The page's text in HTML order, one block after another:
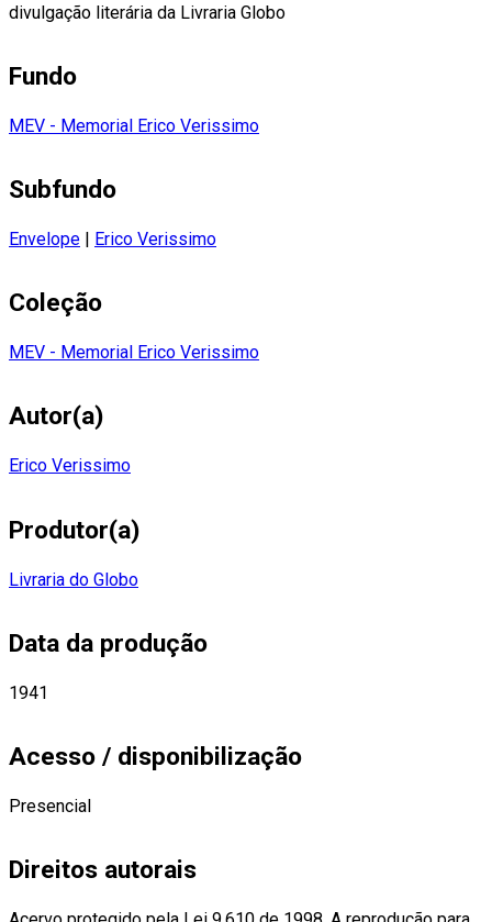
divulgação literária da Livraria Globo
Fundo
MEV - Memorial Erico Verissimo
Subfundo
Envelope | Erico Verissimo
Coleção
MEV - Memorial Erico Verissimo
Autor(a)
Erico Verissimo
Produtor(a)
Livraria do Globo
Data da produção
1941
Acesso / disponibilização
Presencial
Direitos autorais